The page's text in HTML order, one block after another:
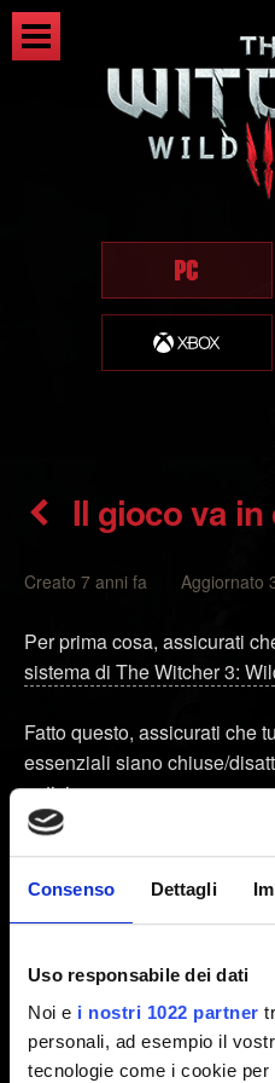
Consenso Dettagli
Uso responsabile dei dati
Noi e i nostri 1022 partner
personali, ad esempio il
tecnologie come i cookie
Il gioco va
Creato 7 anni fa Aggiornato
Per prima cosa, assicurati
sistema di The Witcher 3:
Fatto questo, assicurati che
essenziali siano chiuse/
antivirus.
Se il problema non si
privo di virus o malware,
crash il gioco.
spiegatoqui.
Se il problema persiste,
video. Per farlo: